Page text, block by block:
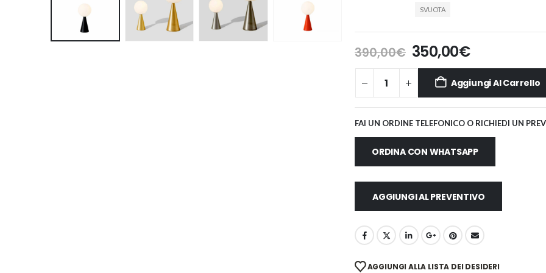
SVUOTA
390,00€ Il
prezzo
originale
era:
390,00€.
350,00€Il
prezzo
attuale
è:
350,00€.
Aggiungi Al Carrello
FAI UN ORDINE TELEFONICO O RICHIEDI UN
ORDINA CON WHATSAPP
AGGIUNGI AL PREVENTIVO
AGGIUNGI ALLA LISTA DEI DESIDERI